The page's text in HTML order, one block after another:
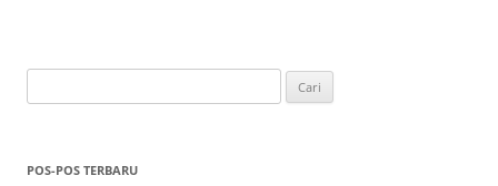
untuk:
POS-POS TERBARU